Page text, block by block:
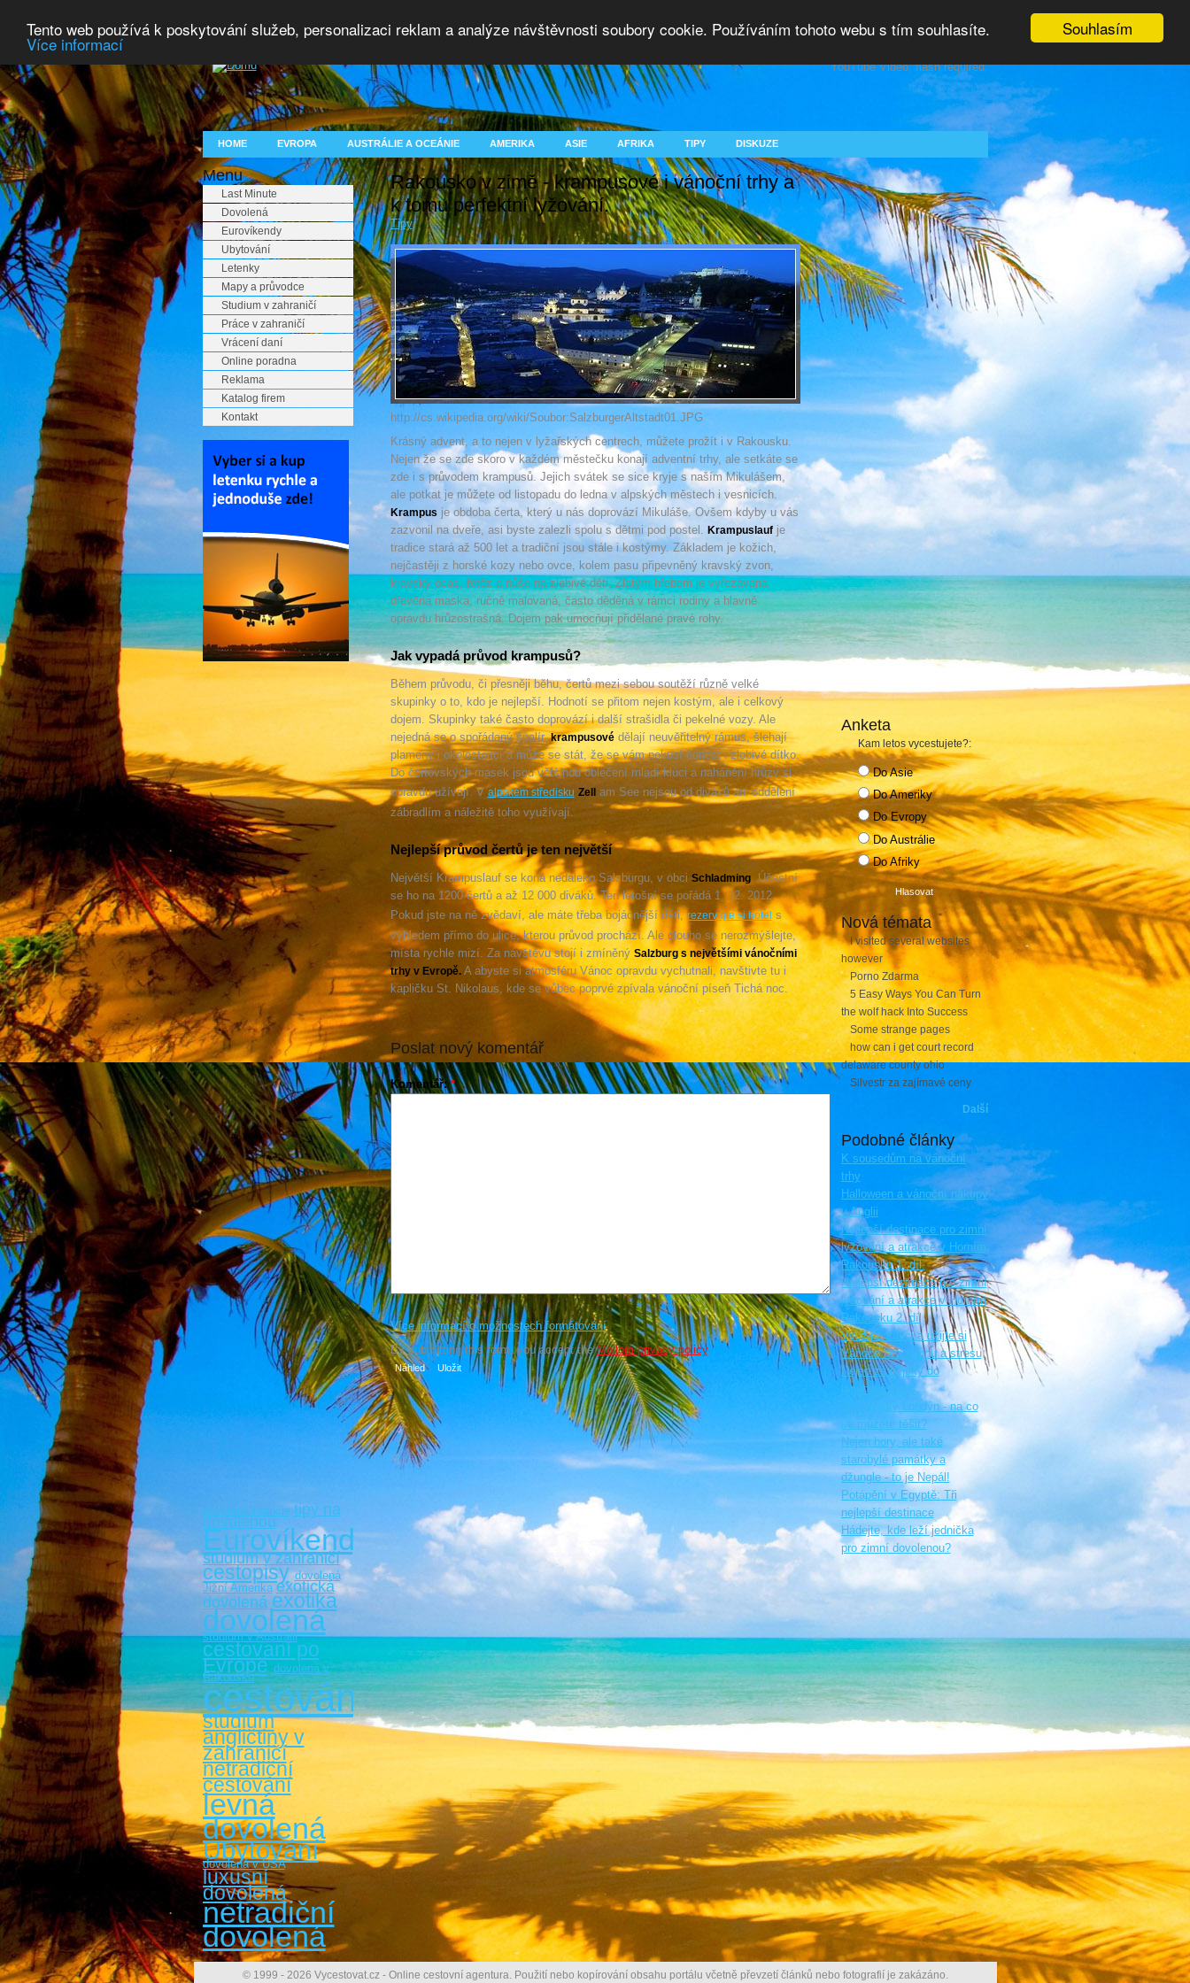
Souhlasím
Tento web používá k poskytování služeb, personalizaci reklam a analýze návštěvnosti soubory cookie. Používáním tohoto webu s tím souhlasíte.
Více informací
YouTube Video, flash required.
HOME EVROPA AUSTRÁLIE A OCEÁNIE AMERIKA ASIE AFRIKA TIPY DISKUZE
Menu
Last Minute
Dovolená
Eurovíkendy
Ubytování
Letenky
Mapy a průvodce
Studium v zahraničí
Práce v zahraničí
Vrácení daní
Online poradna
Reklama
Katalog firem
Kontakt
dovolená Francie tipy na
dovolenou
Eurovíkendy
studium v zahraničí
cestopisy dovolená
Jižní Amerika exotická
dovolená exotika
dovolená
studium v Austrálii
cestovaní po
Evropě dovolená v
Rakousku
cestování
studium
angličtiny v
zahraničí
netradiční
cestování
levná
dovolená
Ubytování
dovolená v USA
luxusní
dovolená
netradiční
dovolená
Anketa
Kam letos vycestujete?:
Do Asie
Do Ameriky
Do Evropy
Do Austrálie
Do Afriky
Nová témata
I visited several websites
however
Porno Zdarma
5 Easy Ways You Can Turn
the wolf hack Into Success
Some strange pages
how can i get court record
delaware county ohio
Silvestr za zajímavé ceny
Další
Podobné články
K sousedům na vánoční
trhy
Halloween a vánoční nákupy
v Anglii
Nejlepší destinace pro zimní
lyžování a atrakce v Horním
Rakousku 1. díl.
Nejlepší destinace pro zimní
lyžování a atrakce v Horním
Rakousku 2. díl
Využijte šanci a užijte si
Vánoce bez shonu a stresu
Nejen za pejsky do
japonské Akity
Olympijský Londýn - na co
se můžete těšit?
Nejen hory, ale také
starobylé památky a
džungle - to je Nepál!
Potápění v Egyptě: Tři
nejlepší destinace
Hádejte, kde leží jednička
pro zimní dovolenou?
Rakousko v zimě - krampusové i vánoční trhy a
k tomu perfektní lyžování.
Tipy
http://cs.wikipedia.org/wiki/Soubor:SalzburgerAltstadt01.JPG
Krásný advent, a to nejen v lyžařských centrech, můžete prožít i v Rakousku.
Nejen že se zde skoro v každém městečku konají adventní trhy, ale setkáte se
zde i s průvodem krampusů. Jejich svátek se sice kryje s naším Mikulášem,
ale potkat je můžete od listopadu do ledna v alpských městech i vesnicích.
Krampus je obdoba čerta, který u nás doprovází Mikuláše. Ovšem kdyby u vás
zazvonil na dveře, asi byste zalezli spolu s dětmi pod postel. Krampuslaufje
tradice stará až 500 let a tradiční jsou stále i kostýmy. Základem je kožich,
nejčastěji z horské kozy nebo ovce, kolem pasu připevněný kravský zvon,
kravský ocas, řetěz a nůše na zlobivé děti. Zlatým hřebem je vyřezávaná
dřevěná maska, ručně malovaná, často děděná v rámci rodiny a hlavně
opravdu hrůzostrašná. Dojem pak umocňují přidělané pravé rohy.
Jak vypadá průvod krampusů?
Během průvodu, či přesněji běhu, čertů mezi sebou soutěží různě velké
skupinky o to, kdo je nejlepší. Hodnotí se přitom nejen kostým, ale i celkový
dojem. Skupinky také často doprovází i další strašidla či pekelné vozy. Ale
nejedná se o spořádaný špalír,krampusovédělají neuvěřitelný rámus, šlehají
plameny i okolostojící a může se stát, že se vám pokusí odnést i zlobivé dítko.
Do čertovských masek jsou většinou oblečení mladí kluci a nahánění hrůzy si
opravdu užívají. Valpském středisku Zell am See nejsou od diváků ani oddělení
zábradlím a náležitě toho využívají.
Nejlepší průvod čertů je ten největší
Největší Krampuslauf se koná nedaleko Salzburgu, v obci Schladming. Účastní
se ho na 1200 čertů a až 12 000 diváků. Ten letošní se pořádá 1. 12. 2012.
Pokud jste na ně zvědaví, ale máte třeba bojácnější děti,rezervujte si hotel s
výhledem přímo do ulice, kterou průvod prochází. Ale dlouho se nerozmýšlejte,
místa rychle mizí. Za návštěvu stojí i zmíněnýSalzburg s největšími vánočními
trhy v Evropě.A abyste si atmosféru Vánoc opravdu vychutnali, navštivte tu i
kapličku St. Nikolaus, kde se vůbec poprvé zpívala vánoční píseň Tichá noc.
Poslat nový komentář
Komentář:*
Více informací o možnostech formátování
By submitting this form, you accept theMollom privacy policy.
© 1999 - 2026 Vycestovat.cz - Online cestovní agentura. Použití nebo kopírování obsahu portálu včetně převzetí článků nebo fotografií je zakázáno.